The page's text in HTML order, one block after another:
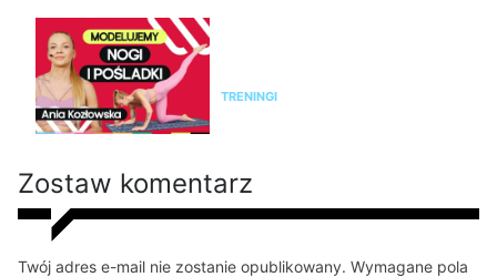
TRENINGI
Zostaw komentarz
Twój adres e-mail nie zostanie opublikowany. Wymagane pola